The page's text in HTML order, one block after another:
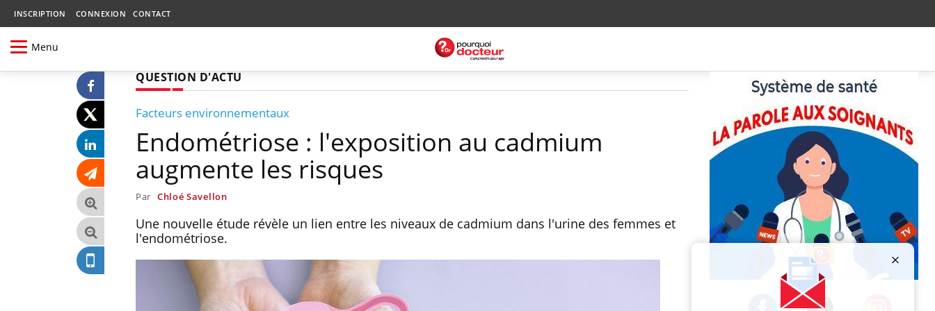
INSCRIPTION CONNEXION CONTACT
Menu
QUESTION D'ACTU
Facteurs environnementaux
Endométriose : l'exposition au cadmium
augmente les risques
Par Chloé Savellon
Une nouvelle étude révèle un lien entre les niveaux de cadmium dans l'urine des femmes et
l'endométriose.